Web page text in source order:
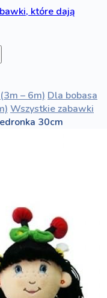
które dają
– 6m) Dla bobasa
Wszystkie zabawki
30cm